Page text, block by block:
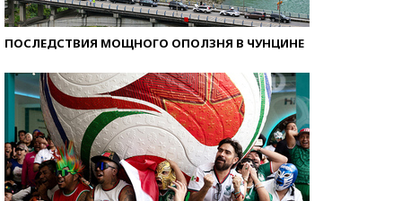
ПОСЛЕДСТВИЯ МОЩНОГО ОПОЛЗНЯ В ЧУНЦИНЕ